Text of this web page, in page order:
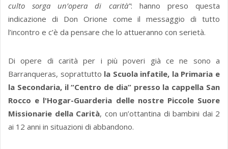
culto sorga un’opera di carità”: hanno preso questa
indicazione di Don Orione come il messaggio di tutto
l’incontro e c’è da pensare che lo attueranno con serietà.
Di opere di carità per i più poveri già ce ne sono a
Barranqueras, soprattutto la Scuola infatile, la Primaria e
la Secondaria, il “Centro de dia” presso la cappella San
Rocco e l'Hogar-Guarderia delle nostre Piccole Suore
Missionarie della Carità, con un’ottantina di bambini dai 2
ai 12 anni in situazioni di abbandono.